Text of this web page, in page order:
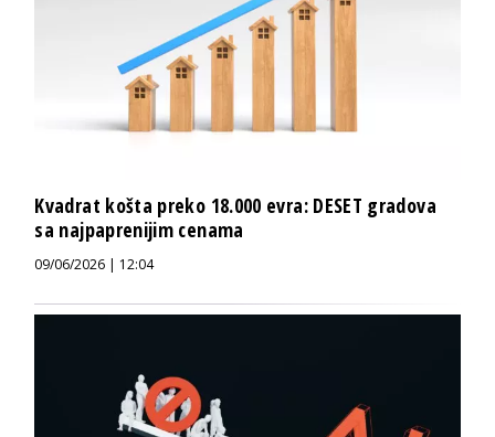
Kvadrat košta preko 18.000 evra: DESET gradova
sa najpaprenijim cenama
09/06/2026 | 12:04